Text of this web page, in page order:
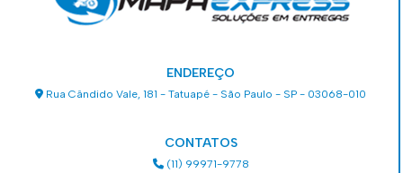
ENDEREÇO
Rua Cândido Vale, 181 - Tatuapé - São Paulo - SP - 03068-010
CONTATOS
(11) 99971-9778